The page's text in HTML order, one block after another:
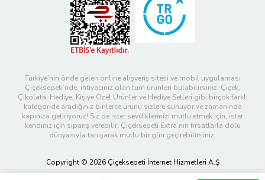
Türkiye’nin önde gelen online alışveriş sitesi ve mobil uygulaması
Çiçeksepeti’nde, ihtiyacınız olan tüm ürünleri bulabilirsiniz. Çiçek,
Çikolata, Hediye, Kişiye Özel Ürünler ve Hediye Setleri gibi birçok farklı
kategoride aradığınız binlerce ürünü sizlere sunuyor ve zamanında
kapınıza getiriyoruz! Siz de ister sevdiklerinizi mutlu etmek için, ister
kendiniz için sipariş verebilir; Çiçeksepeti Extra’nın fırsatlarla dolu
dünyasıyla tanışarak mutlu bir gün geçirebilirsiniz.
Copyright © 2026 Çiçeksepeti İnternet Hizmetleri A.Ş